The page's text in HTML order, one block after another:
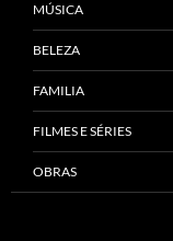
MÚSICA
BELEZA
FAMILIA
FILMES E SÉRIES
OBRAS